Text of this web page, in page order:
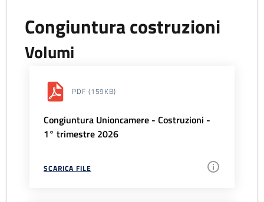
Congiuntura costruzioni
Volumi
PDF (159KB)
Congiuntura Unioncamere - Costruzioni -
1° trimestre 2026
SCARICA FILE